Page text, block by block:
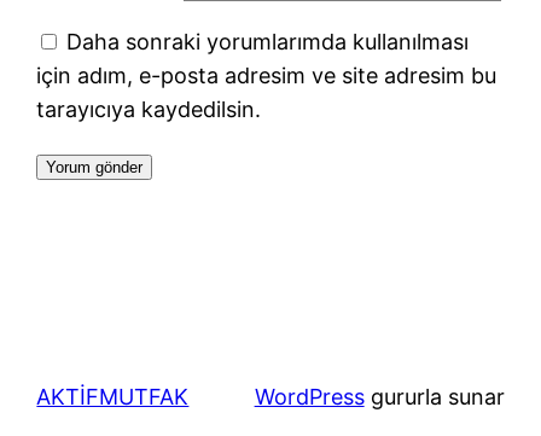
Daha sonraki yorumlarımda kullanılması
için adım, e-posta adresim ve site adresim bu
tarayıcıya kaydedilsin.
AKTİFMUTFAK WordPressgururla sunar